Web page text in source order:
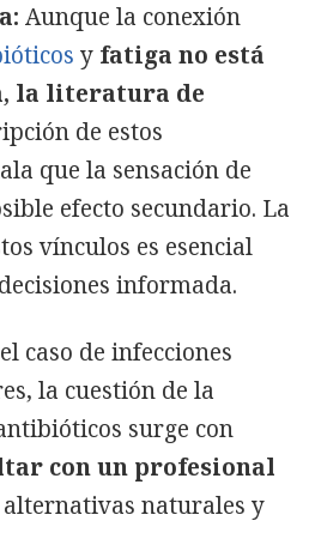
Aunque la conexión
y fatiga no está
la literatura de
de estos
que la sensación de
efecto secundario. La
vínculos es esencial
informada.
caso de infecciones
la cuestión de la
surge con
con un profesional
naturales y